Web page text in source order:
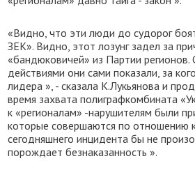
«Видно, что эти люди до судорог
ЗЕК». Видно, этот лозунг задел за
«бандюковичей» из Партии
действиями они сами показали, за
лидера », - сказала К.Лукьянова и
время захвата полиграфкомбината
к «регионалам» -нарушителям были
которые совершаются по отношению
сегодняшнего инцидента бы не
порождает безнаказанность ».